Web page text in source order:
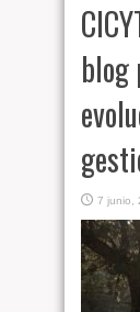
blog
7 junio,